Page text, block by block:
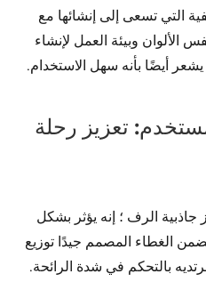
التي تسعى إلى إنشائها مع
الألوان وبيئة العمل لإنشاء
أيضًا بأنه سهل الاستخدام.
تعزيز رحلة
جاذبية الرف ؛ إنه يؤثر بشكل
الغطاء المصمم جيدًا توزيع
بالتحكم في شدة الرائحة.